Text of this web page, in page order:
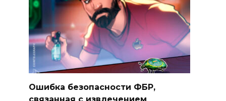
Ошибка безопасности ФБР,
связанная с извлечением